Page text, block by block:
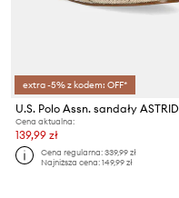
extra -5% z kodem: OFF*
U.S. Polo Assn. sandały ASTRID
Cena aktualna:
139,99 zł
Cena regularna:339,99 zł
Najniższa cena:149,99 zł